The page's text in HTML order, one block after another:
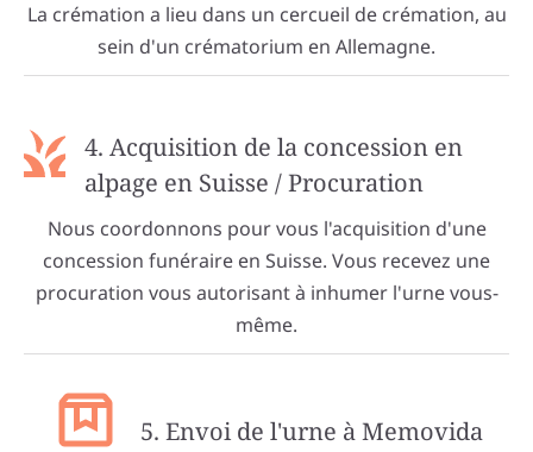
La crémation a lieu dans un cercueil de crémation, au
sein d'un crématorium en Allemagne.
4. Acquisition de la concession en
alpage en Suisse / Procuration
Nous coordonnons pour vous l'acquisition d'une
concession funéraire en Suisse. Vous recevez une
procuration vous autorisant à inhumer l'urne vous-
même.
5. Envoi de l'urne à Memovida